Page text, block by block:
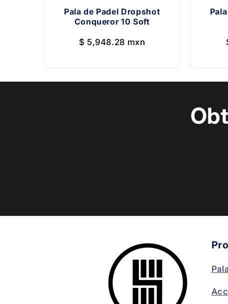
Pala de Padel Dropshot
Conqueror 10 Soft
$ 5,948.28 mxn